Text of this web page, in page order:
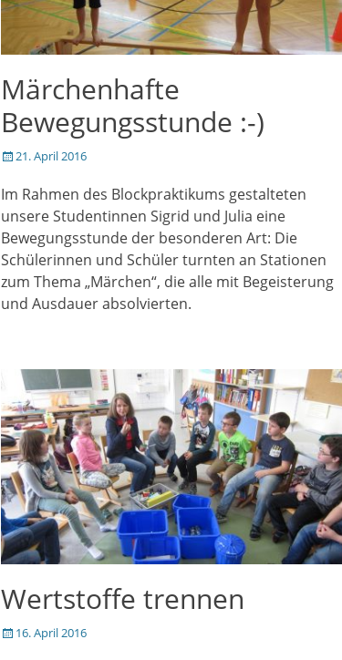
Märchenhafte
Bewegungsstunde :-)
Veröffentlicht
21. April 2016
Im Rahmen des Blockpraktikums gestalteten
unsere Studentinnen Sigrid und Julia eine
Bewegungsstunde der besonderen Art: Die
Schülerinnen und Schüler turnten an Stationen
zum Thema „Märchen“, die alle mit Begeisterung
und Ausdauer absolvierten.
Wertstoffe trennen
Veröffentlicht
16. April 2016